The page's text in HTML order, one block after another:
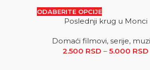
ODABERITE OPCIJE
Poslednji krug u Monci
Domaći filmovi, serije,
2.500 RSD – 5.000 RSD